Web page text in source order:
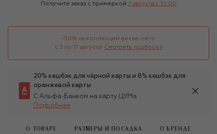
Получите заказ с примеркой 7 августа c 10:00
-30% на коллекции весна-лето
с 3 по 17 августа! Смотреть подборку
20% кешбэк для чёрной карты и 8% кешбэк для
оранжевой карты
С Альфа-Банком на карту ЦУМа
Подробнее
О ТОВАРЕ РАЗМЕРЫ И ПОСАДКА О БРЕНДЕ